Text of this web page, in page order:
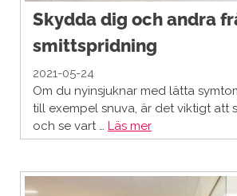
Skydda dig och andra
smittspridning
2021-05-24
Om du nyinsjuknar med lätta
till exempel snuva, är det viktigt att
och se vart … Läs mer